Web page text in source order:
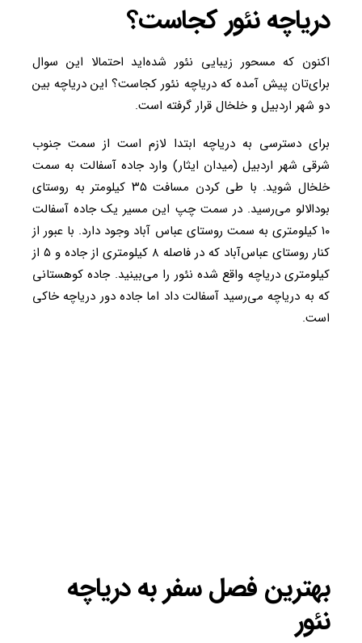
دریاچه نئور کجاست؟
اکنون که مسحور زیبایی نئور شده‌اید احتمالا این سوال
برای‌تان پیش آمده که دریاچه نئور کجاست؟ این دریاچه بین
دو شهر اردبیل و خلخال قرار گرفته است.
برای دسترسی به دریاچه ابتدا لازم است از سمت جنوب
شرقی شهر اردبیل (میدان ایثار) وارد جاده آسفالت به سمت
خلخال شوید. با طی کردن مسافت ۳۵ کیلومتر به روستای
بودالالو می‌رسید. در سمت چپ این مسیر یک جاده آسفالت
۱۰ کیلومتری به سمت روستای عباس آباد وجود دارد. با عبور از
کنار روستای عباس‌آباد که در فاصله ۸ کیلومتری از جاده و ۵ از
کیلومتری دریاچه واقع شده نئور را می‌بینید. جاده کوهستانی
که به دریاچه می‌رسید آسفالت داد اما جاده دور دریاچه خاکی
است.
بهترین فصل سفر به دریاچه
نئور